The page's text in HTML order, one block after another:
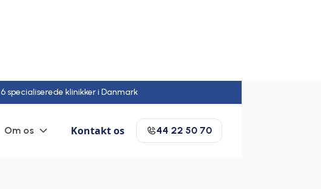
6 specialiserede klinikker i Danmark
Om os Kontakt os 44 22 50 70